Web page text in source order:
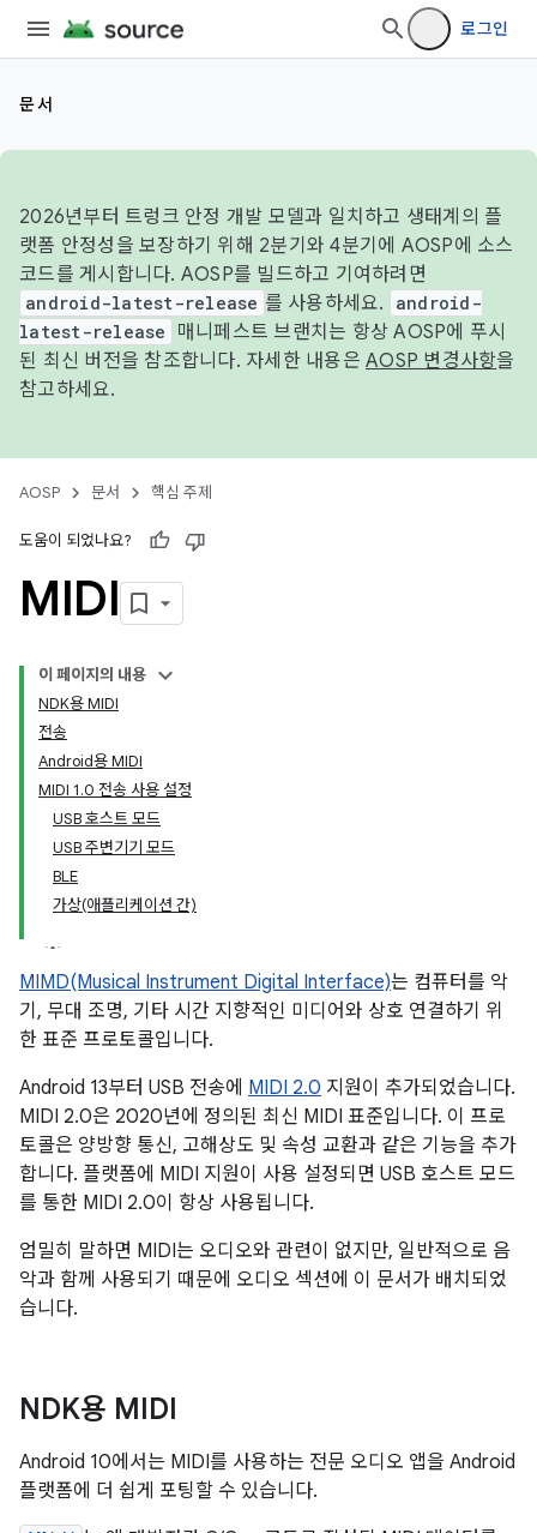
로그인
문서
2026년부터 트렁크 안정 개발 모델과 일치하고 생태계의 플
랫폼 안정성을 보장하기 위해 2분기와 4분기에 AOSP에 소스
코드를 게시합니다. AOSP를 빌드하고 기여하려면
android-latest-release 를 사용하세요.
android-
latest-release
매니페스트 브랜치는 항상 AOSP에 푸시
된 최신 버전을 참조합니다. 자세한 내용은 AOSP 변경사항을
참고하세요.
AOSP 문서 핵심 주제
도움이 되었나요?
MIDI
이 페이지의 내용
NDK용 MIDI
전송
Android용 MIDI
MIDI 1.0 전송 사용 설정
USB 호스트 모드
USB 주변기기 모드
BLE
가상(애플리케이션 간)
MIMD(Musical Instrument Digital Interface)는 컴퓨터를 악
기, 무대 조명, 기타 시간 지향적인 미디어와 상호 연결하기 위
한 표준 프로토콜입니다.
Android 13부터 USB 전송에 MIDI 2.0 지원이 추가되었습니다.
MIDI 2.0은 2020년에 정의된 최신 MIDI 표준입니다. 이 프로
토콜은 양방향 통신, 고해상도 및 속성 교환과 같은 기능을 추가
합니다. 플랫폼에 MIDI 지원이 사용 설정되면 USB 호스트 모드
를 통한 MIDI 2.0이 항상 사용됩니다.
엄밀히 말하면 MIDI는 오디오와 관련이 없지만, 일반적으로 음
악과 함께 사용되기 때문에 오디오 섹션에 이 문서가 배치되었
습니다.
NDK용 MIDI
Android 10에서는 MIDI를 사용하는 전문 오디오 앱을 Android
플랫폼에 더 쉽게 포팅할 수 있습니다.